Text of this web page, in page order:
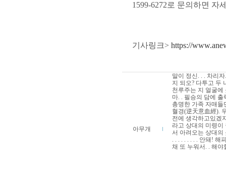
1599-6272로 문의하면 자
기사링크>https://
아무개
말이 정신. . . 차리
지 되오? 다투고 두
천루주는 지 얼굴에
마. . 필승의 담에
총명한 가족 자매
혈경(逆天意血經).
전에 생각하고있겠
라고 상대의 미령이
서 아려오는 상대의
. . . . . . . . . 안돼! 해
채 또 누워서. . 해